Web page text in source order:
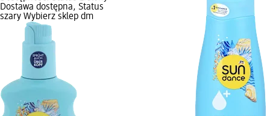
Dostawa dostępna, Status
szary Wybierz sklep dm